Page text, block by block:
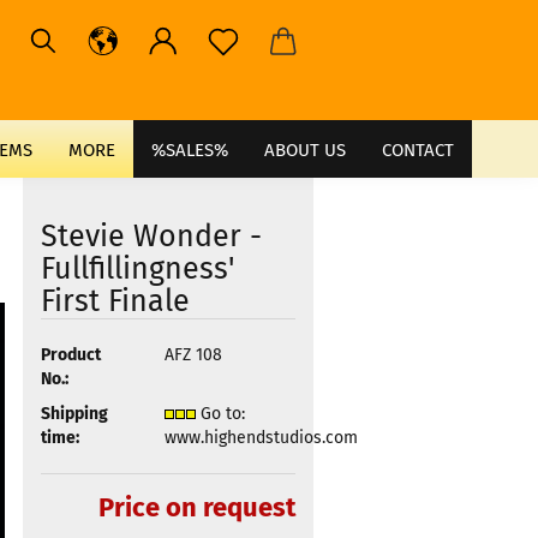
%SALES% ABOUT US CONTACT
MORE
Stevie Wonder -
Fullfillingness'
First Finale
Product
No.:
AFZ 108
Shipping
time:
Go to:
www.highendstudios.com
Price on request